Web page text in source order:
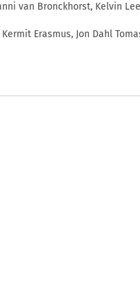
van Bronckhorst, Kelvin
Erasmus, Jon Dahl